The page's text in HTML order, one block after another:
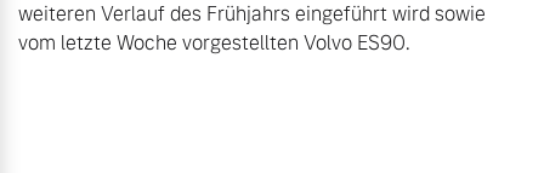
weiteren Verlauf des Frühjahrs eingeführt wird sowie
vom letzte Woche vorgestellten Volvo ES90.